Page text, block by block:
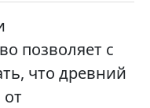
позволяет с
что древний